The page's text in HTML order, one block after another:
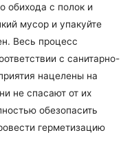
обихода с полок и
мусор и упакуйте
Весь процесс
с санитарно-
нацелены на
не спасают от их
обезопасить
герметизацию